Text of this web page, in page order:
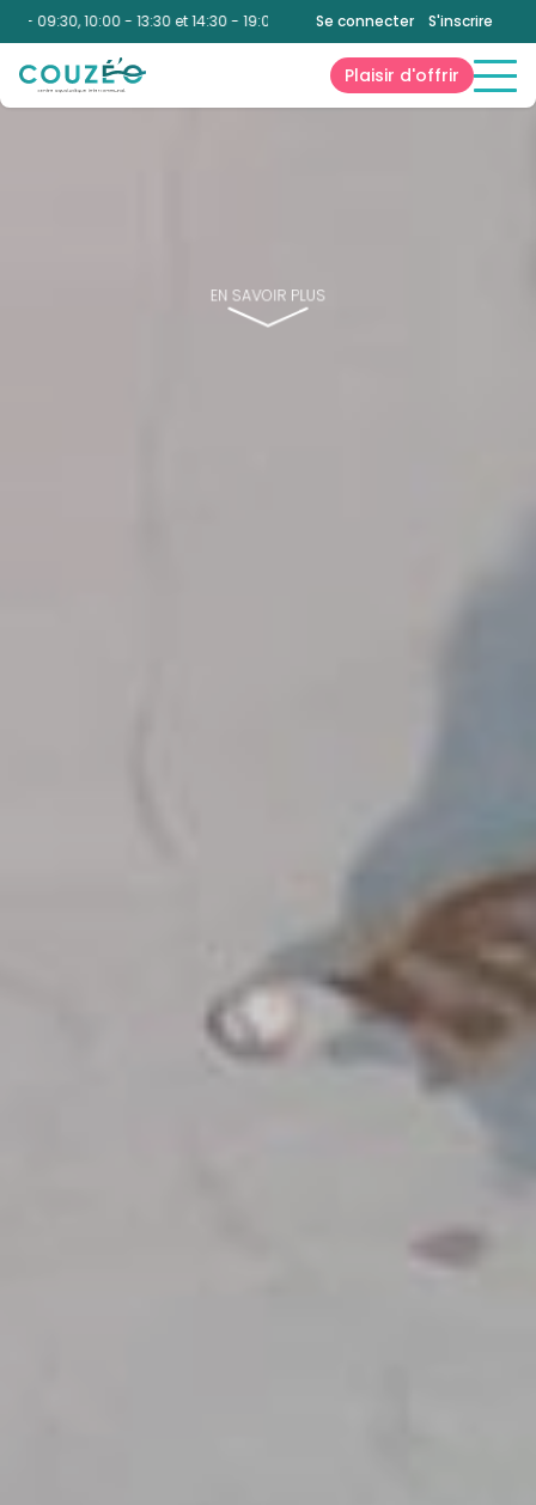
10:00 - 13:30 et 14:30 - 19:00 | Bien-Être:10:00 - 13:30 et 14:30 -
Se connecter S'inscrire
Plaisir d'offrir
EN SAVOIR PLUS